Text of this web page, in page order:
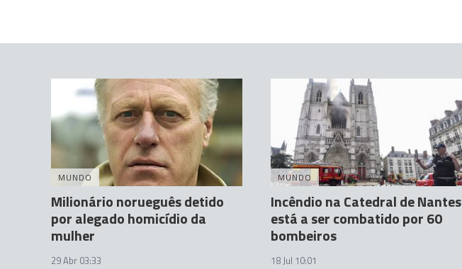
MUNDO
Milionário norueguês detido
por alegado homicídio da
mulher
29 Abr 03:33
MUNDO
Incêndio na Catedral de Nantes
está a ser combatido por 60
bombeiros
18 Jul 10:01